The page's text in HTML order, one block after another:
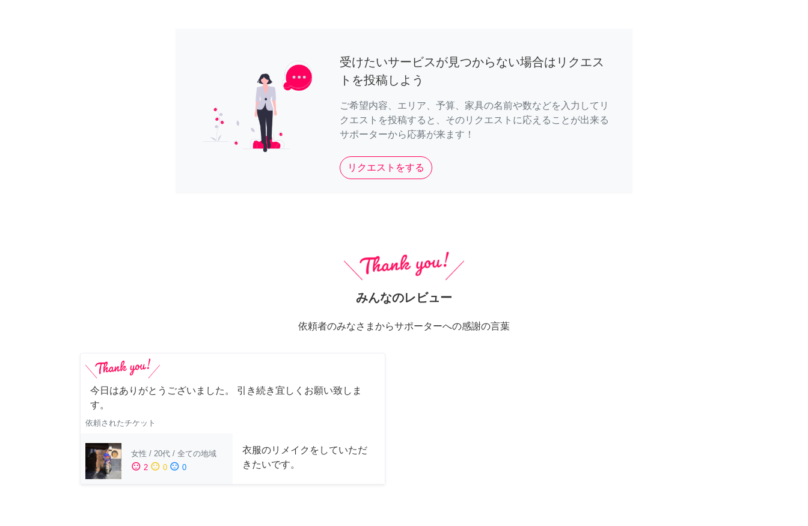
受けたいサービスが見つからない場合はリクエス
トを投稿しよう
ご希望内容、エリア、予算、家具の名前や数などを入力してリ
クエストを投稿すると、そのリクエストに応えることが出来る
サポーターから応募が来ます！
リクエストをする
みんなのレビュー
依頼者のみなさまからサポーターへの感謝の言葉
今日はありがとうございました。 引き続き宜しくお願い致しま
す。
依頼されたチケット
女性 / 20代 / 全ての地域
sentiment_satisfied 2 sentiment_neutral 0 sentiment_dissatisfied 0
衣服のリメイクをしていただ
きたいです。